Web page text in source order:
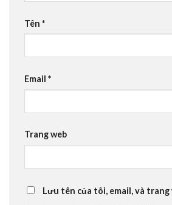
Tên *
Email *
Trang web
Lưu tên của tôi, email, và